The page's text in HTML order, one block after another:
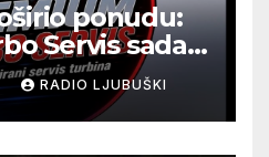
ponudu:
Servis sada
u Ljubuškom
RADIO LJUBUŠKI